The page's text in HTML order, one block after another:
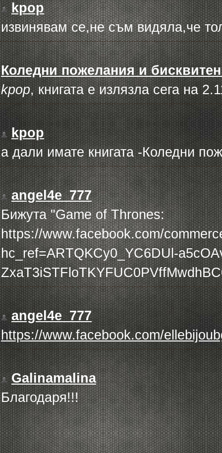
kpop
извинявам се,не съм видяла,че
Коледни пожелания и
kpop, книгата е излязла сега на
kpop
а дали имате книгата -Коледни
angel4e_777
Бижута "Game of Thrones:
https://www.facebook.com/
hc_ref=ARTQKCy0_YC6DUl-
angel4e_777
https://www.facebook.com/
Galinamalina
Благодаря!!!